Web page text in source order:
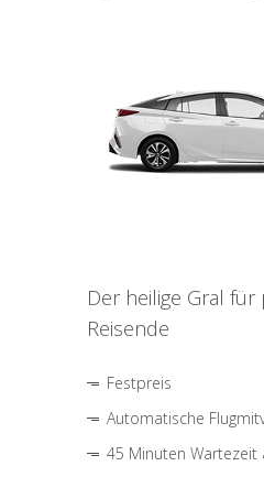
Der heilige Gral
Reisende
Festpreis
Automatische
45 Minuten Wartezeit